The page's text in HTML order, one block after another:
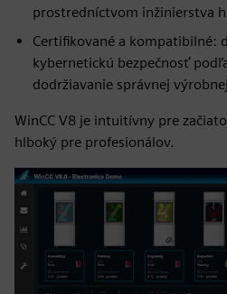
prostredníctvom inžinierstva
Certifikované a kompatibilné:
kybernetickú bezpečnosť
dodržiavanie správnej
WinCC V8 je intuitívny pre
hlboký pre profesionálov.